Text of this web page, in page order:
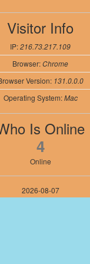
Visitor Info
IP:216.73.217.109
Browser:Chrome
Version: 131.0.0.0
Operating System:Mac
Is Online
4
Online
2026-08-07